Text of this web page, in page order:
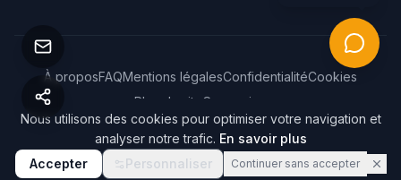
©2026 Webvisite. Tous droits réservés.
À proposFAQMentions légalesConfidentialitéCookies
Plan du site
Connexion
Nous utilisons des cookies pour optimiser votre navigation et
analyser notre trafic. En savoir plus
Accepter
Personnaliser Continuer sans accepter